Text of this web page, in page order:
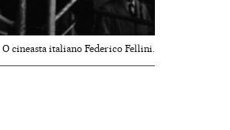
O cineasta italiano Federico Fellini.